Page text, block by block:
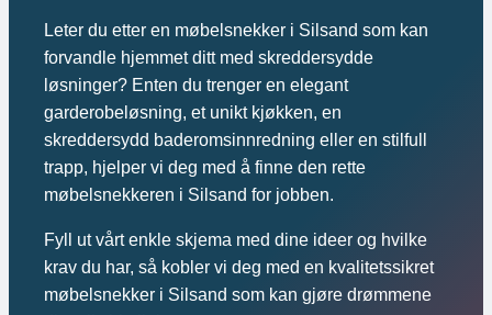
Leter du etter en møbelsnekker i Silsand som kan
forvandle hjemmet ditt med skreddersydde
løsninger? Enten du trenger en elegant
garderobeløsning, et unikt kjøkken, en
skreddersydd baderomsinnredning eller en stilfull
trapp, hjelper vi deg med å finne den rette
møbelsnekkeren i Silsand for jobben.
Fyll ut vårt enkle skjema med dine ideer og hvilke
krav du har, så kobler vi deg med en kvalitetssikret
møbelsnekker i Silsand som kan gjøre drømmene